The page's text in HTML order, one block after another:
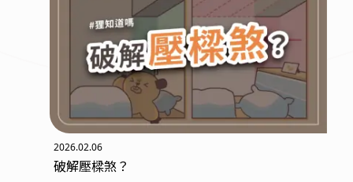
2026.02.06
破解壓樑煞？